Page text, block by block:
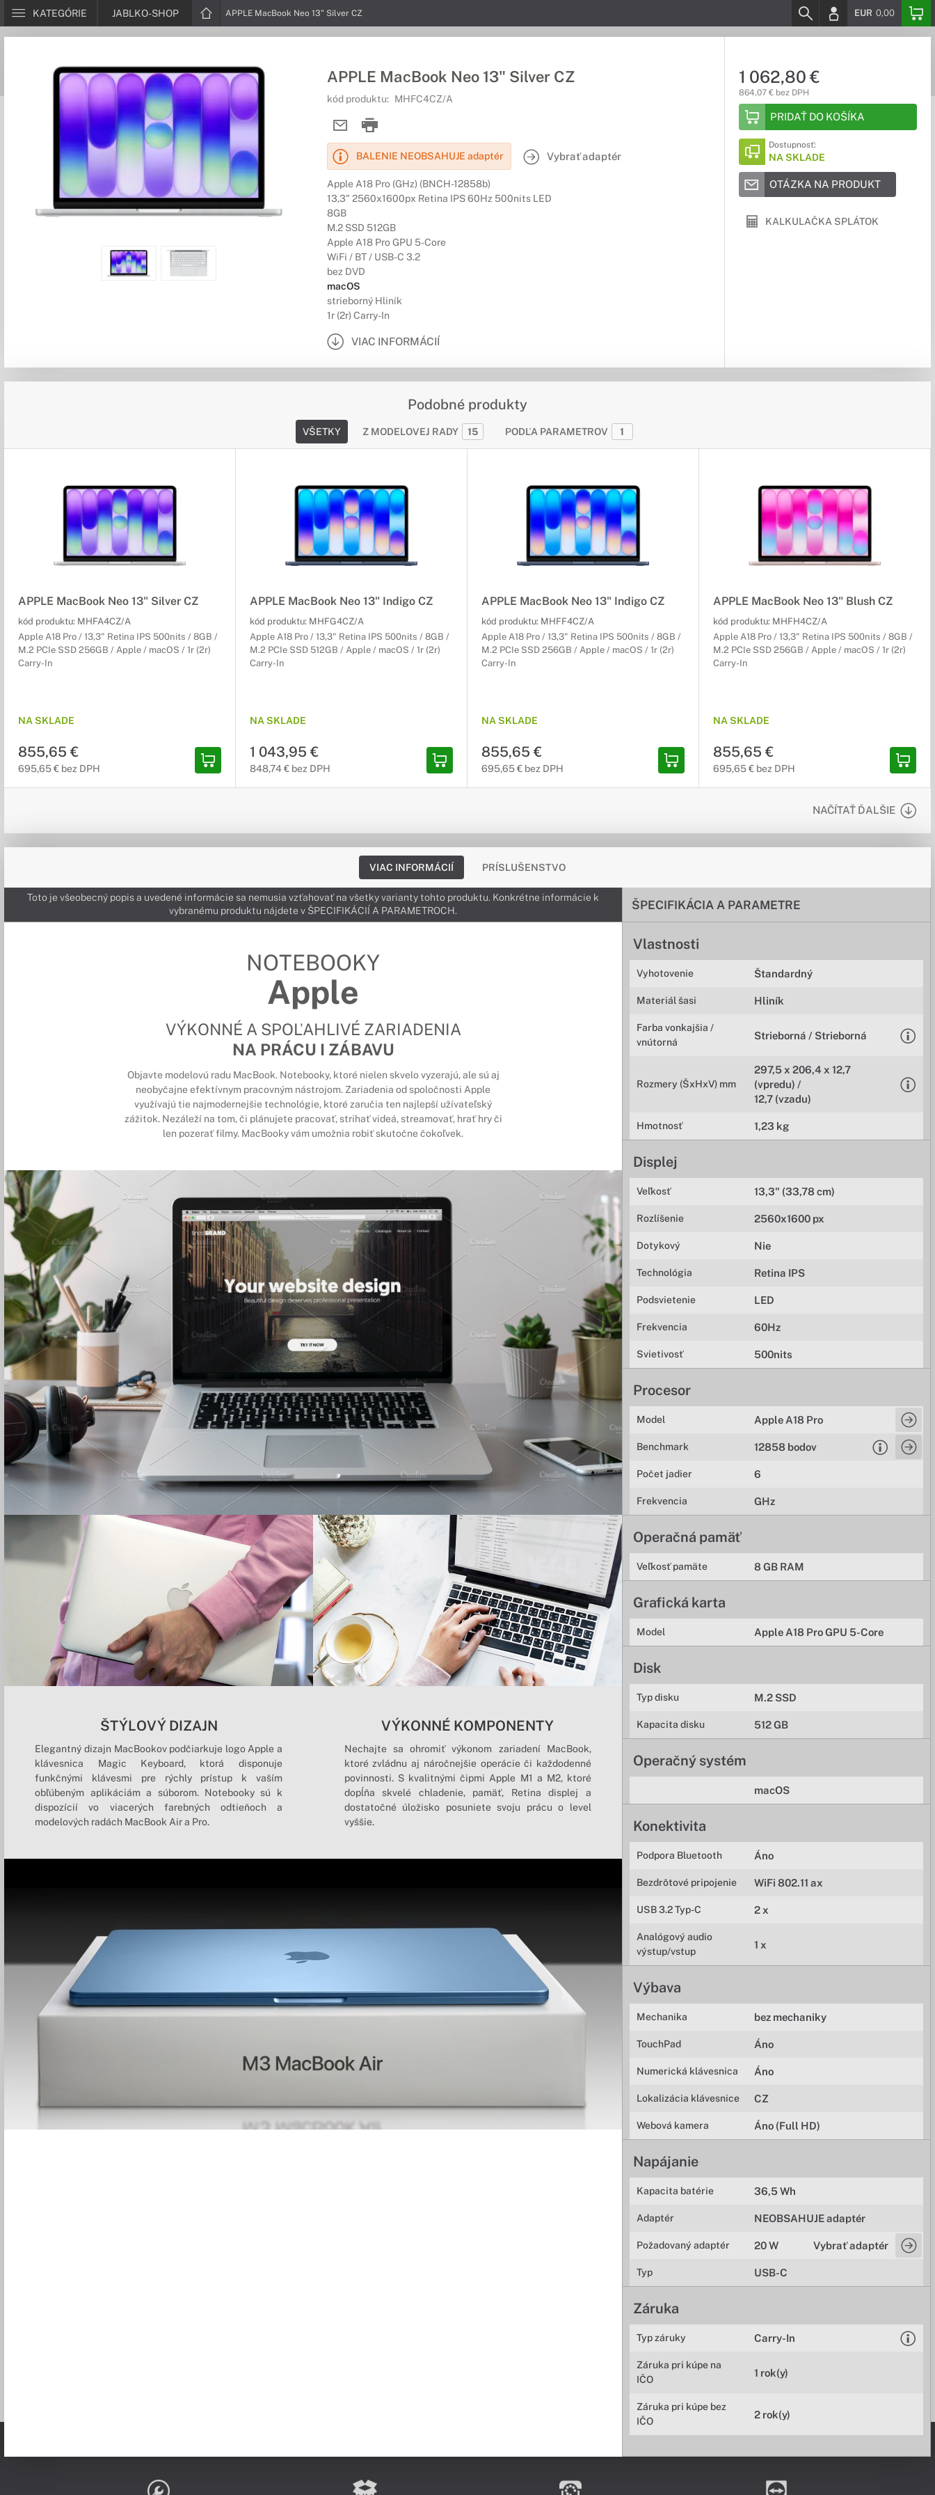
KATEGÓRIE JABLKO-SHOP APPLE MacBook Neo 13" Silver CZ EUR 0,00
APPLE MacBook Neo 13" Silver CZ
kód produktu: MHFC4CZ/A
BALENIE NEOBSAHUJE adaptér Vybrať adaptér
Apple A18 Pro (GHz) (BNCH-12858b)
13,3" 2560x1600px Retina IPS 60Hz 500nits LED
8GB
M.2 SSD 512GB
Apple A18 Pro GPU 5-Core
WiFi / BT / USB-C 3.2
bez DVD
macOS
strieborný Hliník
1r (2r) Carry-In
VIAC INFORMÁCIÍ
1 062,80 €
864,07 € bez DPH
PRIDAŤ DO KOŠÍKA
Dostupnosť:
NA SKLADE
OTÁZKA NA PRODUKT
KALKULAČKA SPLÁTOK
Podobné produkty
VŠETKY Z MODELOVEJ RADY 15 PODĽA PARAMETROV 1
APPLE MacBook Neo 13" Silver CZ
kód produktu: MHFA4CZ/A
Apple A18 Pro / 13,3" Retina IPS 500nits / 8GB /
M.2 PCIe SSD 256GB / Apple / macOS / 1r (2r)
Carry-In
NA SKLADE
855,65 €
695,65 € bez DPH
APPLE MacBook Neo 13" Indigo CZ
kód produktu: MHFG4CZ/A
Apple A18 Pro / 13,3" Retina IPS 500nits / 8GB /
M.2 PCIe SSD 512GB / Apple / macOS / 1r (2r)
Carry-In
NA SKLADE
1 043,95 €
848,74 € bez DPH
APPLE MacBook Neo 13" Indigo CZ
kód produktu: MHFF4CZ/A
Apple A18 Pro / 13,3" Retina IPS 500nits / 8GB /
M.2 PCIe SSD 256GB / Apple / macOS / 1r (2r)
Carry-In
NA SKLADE
855,65 €
695,65 € bez DPH
APPLE MacBook Neo 13" Blush CZ
kód produktu: MHFH4CZ/A
Apple A18 Pro / 13,3" Retina IPS 500nits / 8GB /
M.2 PCIe SSD 256GB / Apple / macOS / 1r (2r)
Carry-In
NA SKLADE
855,65 €
695,65 € bez DPH
NAČÍTAŤ ĎALŠIE
VIAC INFORMÁCIÍ PRÍSLUŠENSTVO
ŠPECIFIKÁCIA A PARAMETRE
Vlastnosti
Vyhotovenie Štandardný
Materiál šasi Hliník
Farba vonkajšia /
vnútorná
Strieborná / Strieborná
Rozmery (ŠxHxV) mm
297,5 x 206,4 x 12,7
(vpredu) /
12,7 (vzadu)
Hmotnosť 1,23 kg
Displej
Veľkosť 13,3" (33,78 cm)
Rozlíšenie 2560x1600 px
Dotykový Nie
Technológia Retina IPS
Podsvietenie LED
Frekvencia 60Hz
Svietivosť 500nits
Procesor
Model Apple A18 Pro
Benchmark 12858 bodov
Počet jadier 6
Frekvencia GHz
Operačná pamäť
Veľkosť pamäte 8 GB RAM
Grafická karta
Model Apple A18 Pro GPU 5-Core
Disk
Typ disku M.2 SSD
Kapacita disku 512 GB
Operačný systém
macOS
Konektivita
Podpora Bluetooth Áno
Bezdrôtové pripojenie WiFi 802.11 ax
USB 3.2 Typ-C 2 x
Analógový audio
výstup/vstup
1 x
Výbava
Mechanika bez mechaniky
TouchPad Áno
Numerická klávesnica Áno
Lokalizácia klávesnice CZ
Webová kamera Áno (Full HD)
Napájanie
Kapacita batérie 36,5 Wh
Adaptér NEOBSAHUJE adaptér
Požadovaný adaptér 20 W Vybrať adaptér
Typ USB-C
Záruka
Typ záruky Carry-In
Záruka pri kúpe na
IČO
1 rok(y)
Záruka pri kúpe bez
IČO
2 rok(y)
Toto je všeobecný popis a uvedené informácie sa nemusia vzťahovať na všetky varianty tohto produktu. Konkrétne informácie k
vybranému produktu nájdete v ŠPECIFIKÁCIÍ A PARAMETROCH.
NOTEBOOKY
Apple
VÝKONNÉ A SPOĽAHLIVÉ ZARIADENIA
NA PRÁCU I ZÁBAVU
Objavte modelovú radu MacBook. Notebooky, ktoré nielen skvelo vyzerajú, ale sú aj
neobyčajne efektívnym pracovným nástrojom. Zariadenia od spoločnosti Apple
využívajú tie najmodernejšie technológie, ktoré zaručia ten najlepší užívateľský
zážitok. Nezáleží na tom, či plánujete pracovať, strihať videá, streamovať, hrať hry či
len pozerať filmy. MacBooky vám umožnia robiť skutočne čokoľvek.
ŠTÝLOVÝ DIZAJN
Elegantný dizajn MacBookov podčiarkuje logo Apple a
klávesnica Magic Keyboard, ktorá disponuje
funkčnými klávesmi pre rýchly prístup k vaším
obľúbeným aplikáciám a súborom. Notebooky sú k
dispozícií vo viacerých farebných odtieňoch a
modelových radách MacBook Air a Pro.
VÝKONNÉ KOMPONENTY
Nechajte sa ohromiť výkonom zariadení MacBook,
ktoré zvládnu aj náročnejšie operácie či každodenné
povinnosti. S kvalitnými čipmi Apple M1 a M2, ktoré
dopĺňa skvelé chladenie, pamäť, Retina displej a
dostatočné úložisko posuniete svoju prácu o level
vyššie.